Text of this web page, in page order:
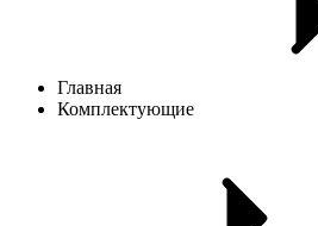
Главная
Комплектующие